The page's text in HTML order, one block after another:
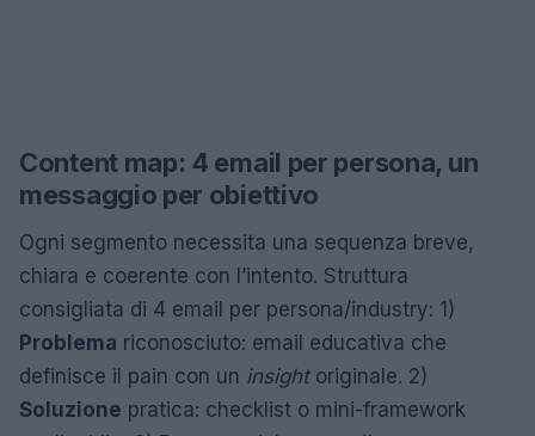
Content map: 4 email per persona, un
messaggio per obiettivo
Ogni segmento necessita una sequenza breve,
chiara e coerente con l’intento. Struttura
consigliata di 4 email per persona/industry: 1)
Problema riconosciuto: email educativa che
definisce il pain con un insightoriginale. 2)
Soluzione pratica: checklist o mini-framework